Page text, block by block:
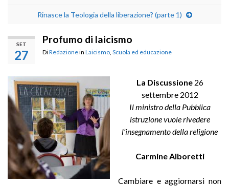
Rinasce la Teologia della liberazione? (parte 1)
SET
27
Profumo di laicismo
DiRedazionein Laicismo Scuola ed educazione
La Discussione26
settembre 2012
Il ministro della Pubblica
istruzione vuole rivedere
l’insegnamento della religione
Carmine Alboretti
Cambiare e aggiornarsi non